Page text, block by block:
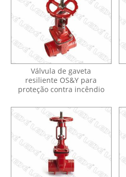
Válvula de gaveta
resiliente OS&Y para
proteção contra incêndio